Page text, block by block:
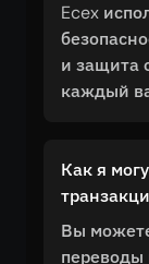
Ecex
и защита
каждый
Как я
Вы
переводы